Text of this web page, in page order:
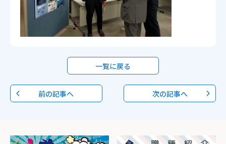
一覧に戻る
前の記事へ 次の記事へ